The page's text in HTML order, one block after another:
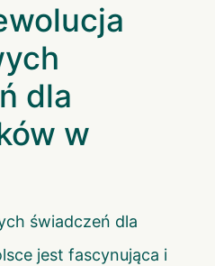
dla
w
świadczeń dla
jest fascynująca i